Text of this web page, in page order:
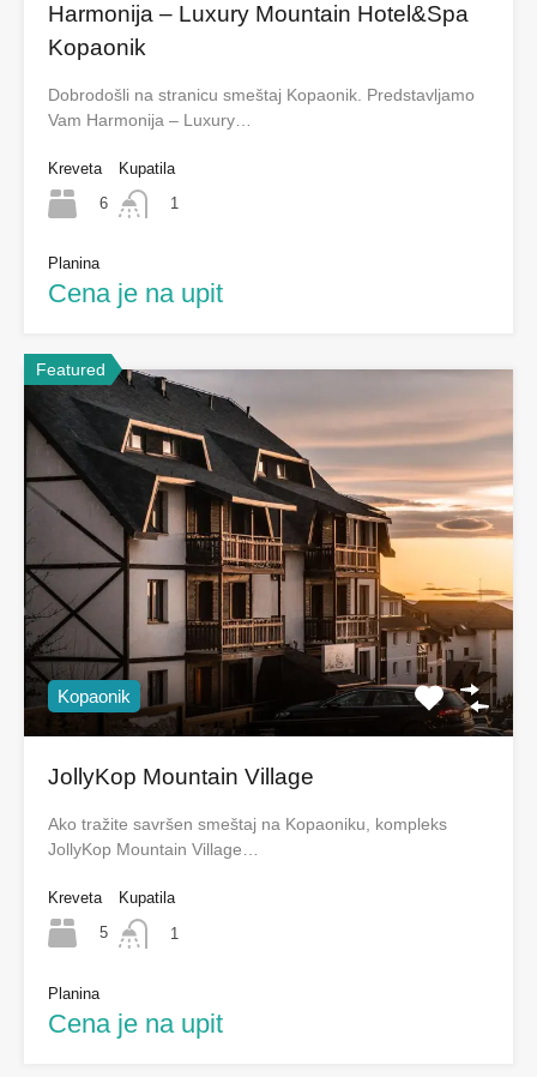
Harmonija – Luxury Mountain Hotel&Spa
Kopaonik
Dobrodošli na stranicu smeštaj Kopaonik. Predstavljamo
Vam Harmonija – Luxury…
Kreveta
6
Kupatila
1
Planina
Cena je na upit
Featured
Kopaonik
JollyKop Mountain Village
Ako tražite savršen smeštaj na Kopaoniku, kompleks
JollyKop Mountain Village…
Kreveta
5
Kupatila
1
Planina
Cena je na upit